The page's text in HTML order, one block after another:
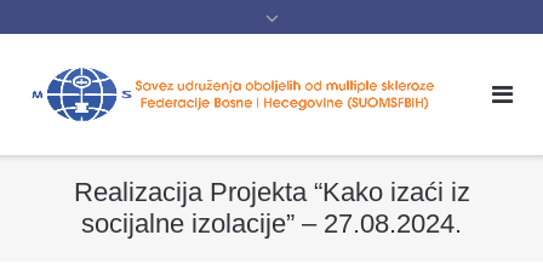
Realizacija Projekta “Kako izaći iz
socijalne izolacije” – 27.08.2024.